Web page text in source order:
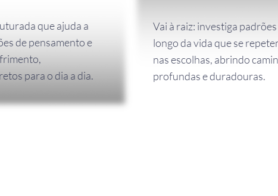
que ajuda a
de pensamento e
para o dia a dia.
Vai à raiz: investiga
longo da vida que se
nas escolhas, abrindo
profundas e duradouras.